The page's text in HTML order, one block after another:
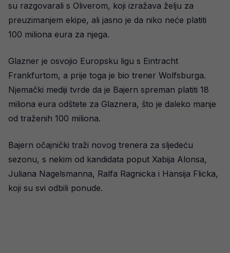
su razgovarali s Oliverom, koji izražava želju za
preuzimanjem ekipe, ali jasno je da niko neće platiti
100 miliona eura za njega.
Glazner je osvojio Europsku ligu s Eintracht
Frankfurtom, a prije toga je bio trener Wolfsburga.
Njemački mediji tvrde da je Bajern spreman platiti 18
miliona eura odštete za Glaznera, što je daleko manje
od traženih 100 miliona.
Bajern očajnički traži novog trenera za sljedeću
sezonu, s nekim od kandidata poput Xabija Alonsa,
Juliana Nagelsmanna, Ralfa Ragnicka i Hansija Flicka,
koji su svi odbili ponude.